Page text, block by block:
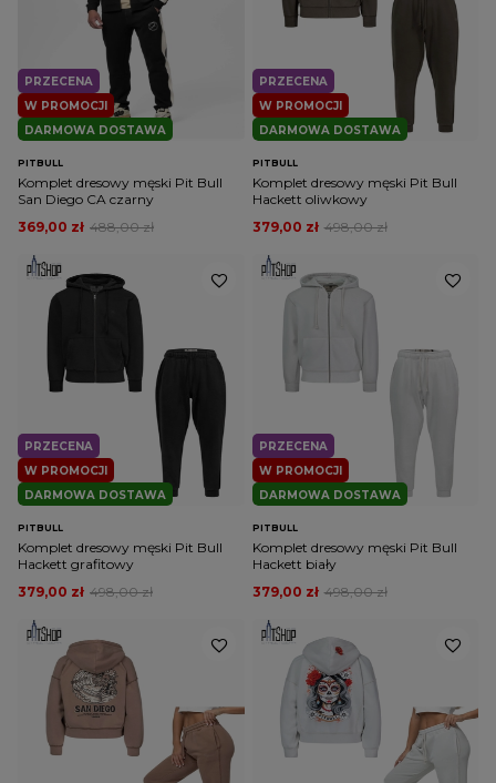
W PROMOCJI
PRZECENA
DARMOWA DOSTAWA
PITBULL
Komplet dresowy męski Pit Bull
San Diego CA czarny
488,00 zł
369,00 zł
W PROMOCJI
PRZECENA
DARMOWA DOSTAWA
PITBULL
Komplet dresowy męski Pit Bull
Hackett oliwkowy
498,00 zł
379,00 zł
W PROMOCJI
PRZECENA
DARMOWA DOSTAWA
PITBULL
Komplet dresowy męski Pit Bull
Hackett grafitowy
498,00 zł
379,00 zł
W PROMOCJI
PRZECENA
DARMOWA DOSTAWA
PITBULL
Komplet dresowy męski Pit Bull
Hackett biały
498,00 zł
379,00 zł